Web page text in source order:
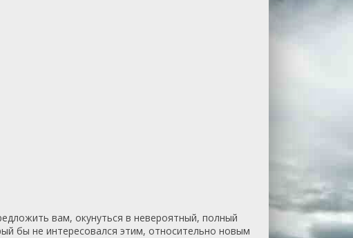
вам, окунуться в невероятный, полный
бы не интересовался этим, относительно новым